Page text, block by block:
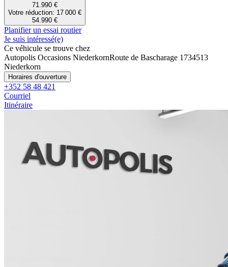
71.990 €
Votre réduction: 17 000 €
54.990 €
Planifier un essai routier
Je suis intéressé(e)
Ce véhicule se trouve chez
Autopolis Occasions NiederkornRoute de Bascharage 1734513
Niederkorn
Horaires d'ouverture
+352 58 48 421
Courriel
Itinéraire